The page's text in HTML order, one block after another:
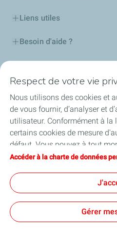
Liens utiles
Besoin d'aide ?
Certificats d'économies
Nos partenaires
Collaborer avec
Accessibilité
Conditions
Respect de votre vie
Nous utilisons des cookies et
de vous fournir, d’analyser et
utilisateur. Conformément à la
certains cookies de mesure
défaut. Vous pouvez à tout
paramètres de cookies en
vous acceptez le dépôt de
cas où vous cliquez sur « Je
techniques nécessaires au
seront utilisés. Pour plus
Accéder à la charte de données
Gérer